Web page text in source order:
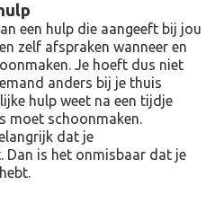
een hulp die aangeeft bij jou
zelf afspraken wanneer en
Je hoeft dus niet
anders bij je thuis
hulp weet na een tijdje
moet schoonmaken.
dat je
Dan is het onmisbaar dat je